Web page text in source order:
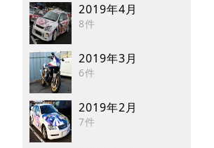
2019年4月
8件
2019年3月
6件
2019年2月
7件